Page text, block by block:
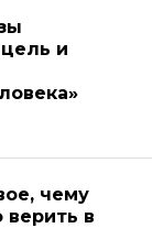
и
чему
верить в